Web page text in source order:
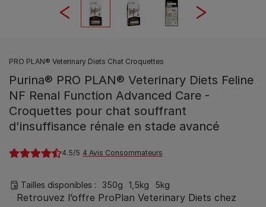
PRO PLAN® Veterinary Diets Chat Croquettes
Purina® PRO PLAN® Veterinary Diets Feline
NF Renal Function Advanced Care -
Croquettes pour chat souffrant
d'insuffisance rénale en stade avancé
4.5 4 Avis Consommateurs
Tailles disponibles​ : 350g 1,5kg 5kg